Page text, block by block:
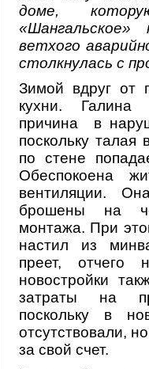
доме,
ветхого
столкнулась с
Зимой вдруг от
кухни. Галина
причина ­ в
поскольку
по стене
Обеспокоена
вентиляции.
брошены на
монтажа. При
настил из
преет, отчего
новостройки
затраты на
поскольку в
отсутствовали,
за свой счет.